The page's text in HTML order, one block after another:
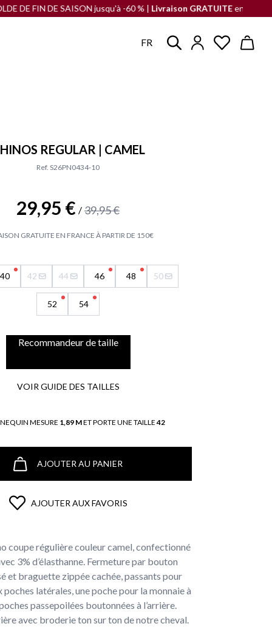
DE SAISON jusqu'à -60 % |Livraison GRATUITE en France à partir de
FR
REGULAR | CAMEL
Ref. S26PN0434-10
29,95 € / 39,95 €
GRATUITE EN FRANCE À PARTIR DE 150€
40 42 44 46 48 50
52 54
Recommandeur de taille
VOIR GUIDE DES TAILLES
MESURE 1,89 MET PORTE UNE TAILLE42
AJOUTER AU PANIER
AJOUTER AUX FAVORIS
coupe régulière couleur camel, confectionné
3% d’élasthanne. Fermeture par bouton
et braguette zippée cachée, passants pour
poches latérales, une poche pour la monnaie à
passepoilées boutonnées à l’arrière.
avec broderie ton sur ton de notre cheval.